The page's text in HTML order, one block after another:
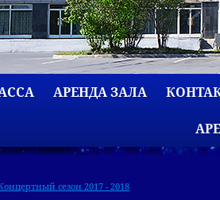
АРЕНДА ЗАЛА
сезон 2017 - 2018